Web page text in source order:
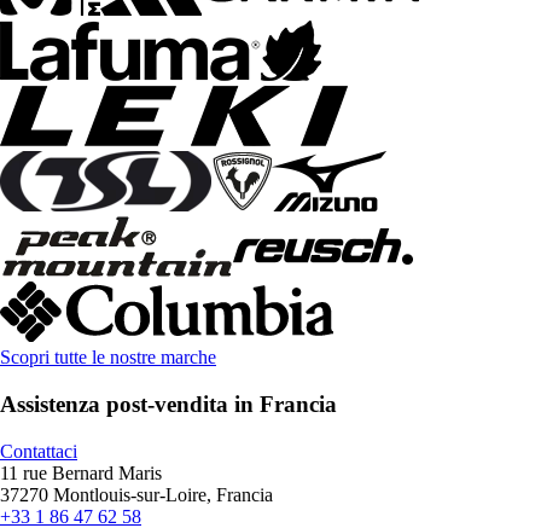
Scopri tutte le nostre marche
Assistenza post-vendita in Francia
Contattaci
11 rue Bernard Maris
37270 Montlouis-sur-Loire, Francia
+33 1 86 47 62 58